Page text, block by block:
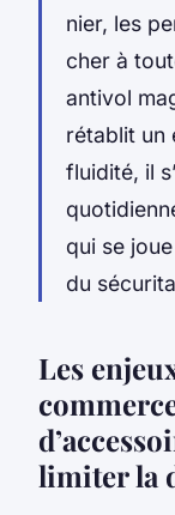
nier, les
cher à
antivol
rétablit un
fluidité, il
qui se
du
Les
limiter la